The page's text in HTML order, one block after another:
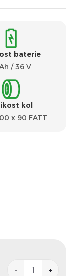
baterie
/ 36 V
kol
x 90 FATT